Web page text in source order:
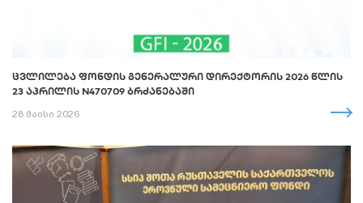
ᲪᲕᲚᲘᲚᲔᲑᲐ ᲤᲝᲜᲓᲘᲡ ᲒᲔᲜᲔᲠᲐᲚᲣᲠᲘ ᲓᲘᲠᲔᲥᲢᲝᲠᲘᲡ 2026 ᲬᲚᲘᲡ
23 ᲐᲞᲠᲘᲚᲘᲡ N470709 ᲑᲠᲫᲐᲜᲔᲑᲐᲨᲘ
28 მაისი 2026